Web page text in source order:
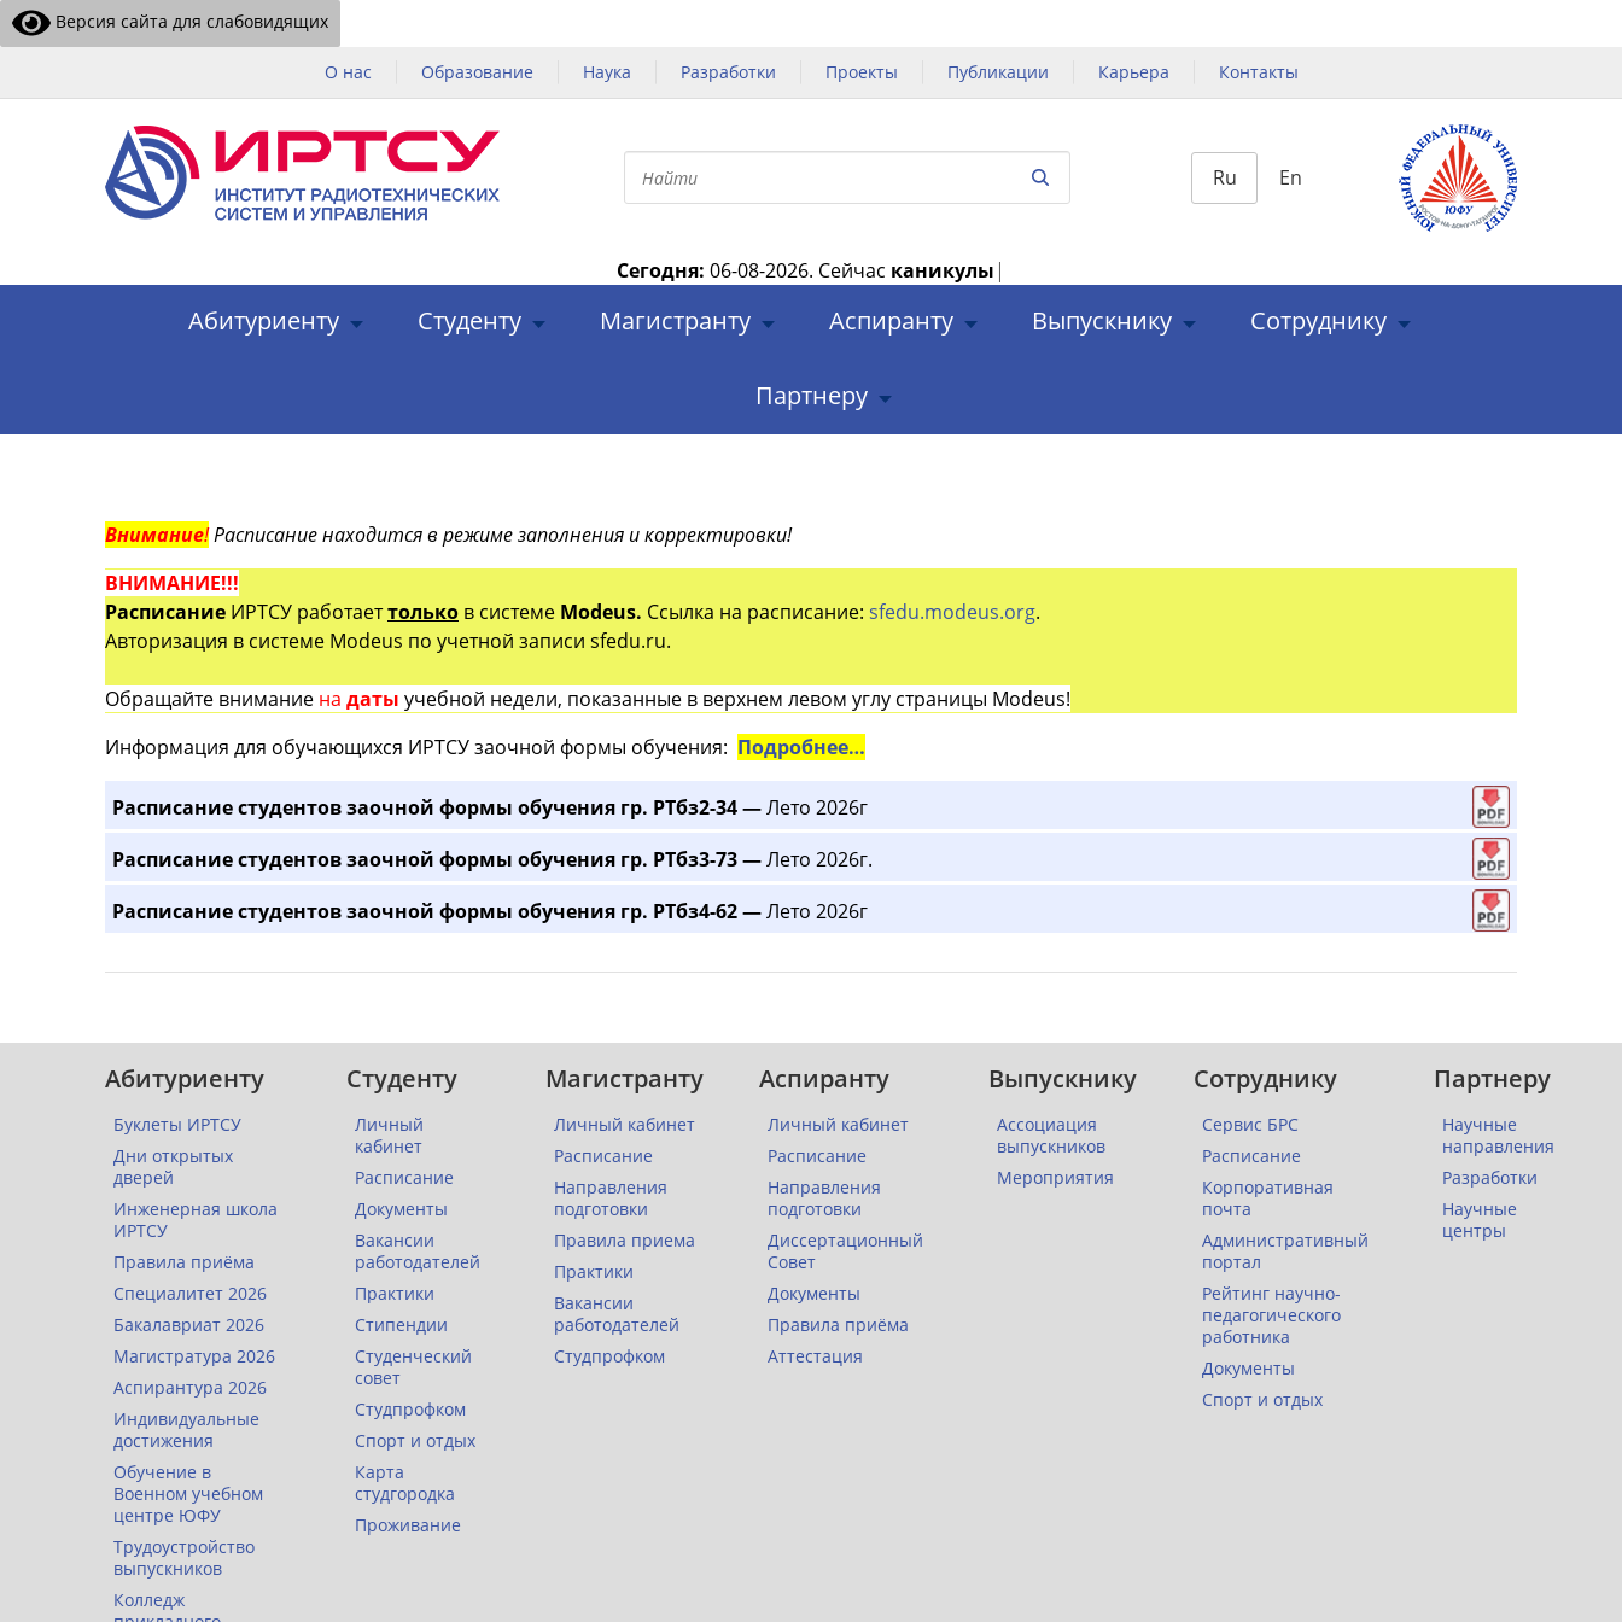
Версия сайта для слабовидящих
О нас Образование Наука Разработки Проекты Публикации Карьера Контакты
Ru En
Сегодня: 06-08-2026. Сейчас каникулы |
Абитуриенту Студенту Магистранту Аспиранту Выпускнику Сотруднику
Партнеру
Внимание!Расписание находится в режиме заполнения и корректировки!
ВНИМАНИЕ!!!
Расписание ИРТСУ работаеттолько в системе Modeus. Ссылка на расписание: sfedu.modeus.org.
Авторизация в системе Modeus по учетной записи sfedu.ru.
Обращайте внимание на даты учебной недели, показанные в верхнем левом углу страницы Modeus!
Информация для обучающихся ИРТСУ заочной формы обучения: Подробнее…
Расписание студентов заочной формы обучения гр. РТбз2-34 —Лето 2026г
Расписание студентов заочной формы обучения гр. РТбз3-73 —Лето 2026г.
Расписание студентов заочной формы обучения гр. РТбз4-62 —Лето 2026г
Абитуриенту
Буклеты ИРТСУ
Дни открытых
дверей
Инженерная школа
ИРТСУ
Правила приёма
Специалитет 2026
Бакалавриат 2026
Магистратура 2026
Аспирантура 2026
Индивидуальные
достижения
Обучение в
Военном учебном
центре ЮФУ
Трудоустройство
выпускников
Колледж
Студенту
Личный
кабинет
Расписание
Документы
Вакансии
работодателей
Практики
Стипендии
Студенческий
совет
Студпрофком
Спорт и отдых
Карта
студгородка
Проживание
Магистранту
Личный кабинет
Расписание
Направления
подготовки
Правила приема
Практики
Вакансии
работодателей
Студпрофком
Аспиранту
Личный кабинет
Расписание
Направления
подготовки
Диссертационный
Совет
Документы
Правила приёма
Аттестация
Выпускнику
Ассоциация
выпускников
Мероприятия
Сотруднику
Сервис БРС
Расписание
Корпоративная
почта
Административный
портал
Рейтинг научно-
педагогического
работника
Документы
Спорт и отдых
Партнеру
Научные
направления
Разработки
Научные
центры